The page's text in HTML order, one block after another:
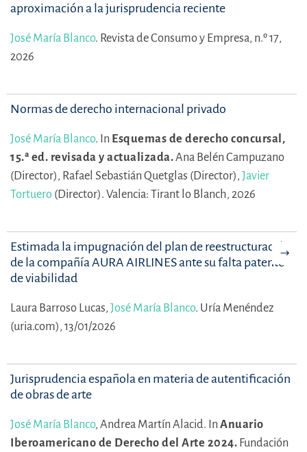
aproximación a la jurisprudencia reciente
José María Blanco. Revista de Consumo y Empresa, n.º 17,
2026
Normas de derecho internacional privado
José María Blanco. In Esquemas de derecho concursal,
15.ª ed. revisada y actualizada.Ana Belén Campuzano
(Director), Rafael Sebastián Quetglas (Director), Javier
Tortuero (Director). Valencia: Tirant lo Blanch, 2026
Estimada la impugnación del plan de reestructuración
de la compañía AURA AIRLINES ante su falta patente
de viabilidad
Laura Barroso Lucas, José María Blanco. Uría Menéndez
(uria.com), 13/01/2026
Jurisprudencia española en materia de autentificación
de obras de arte
José María Blanco, Andrea Martín Alacid. In Anuario
Iberoamericano de Derecho del Arte 2024. Fundación